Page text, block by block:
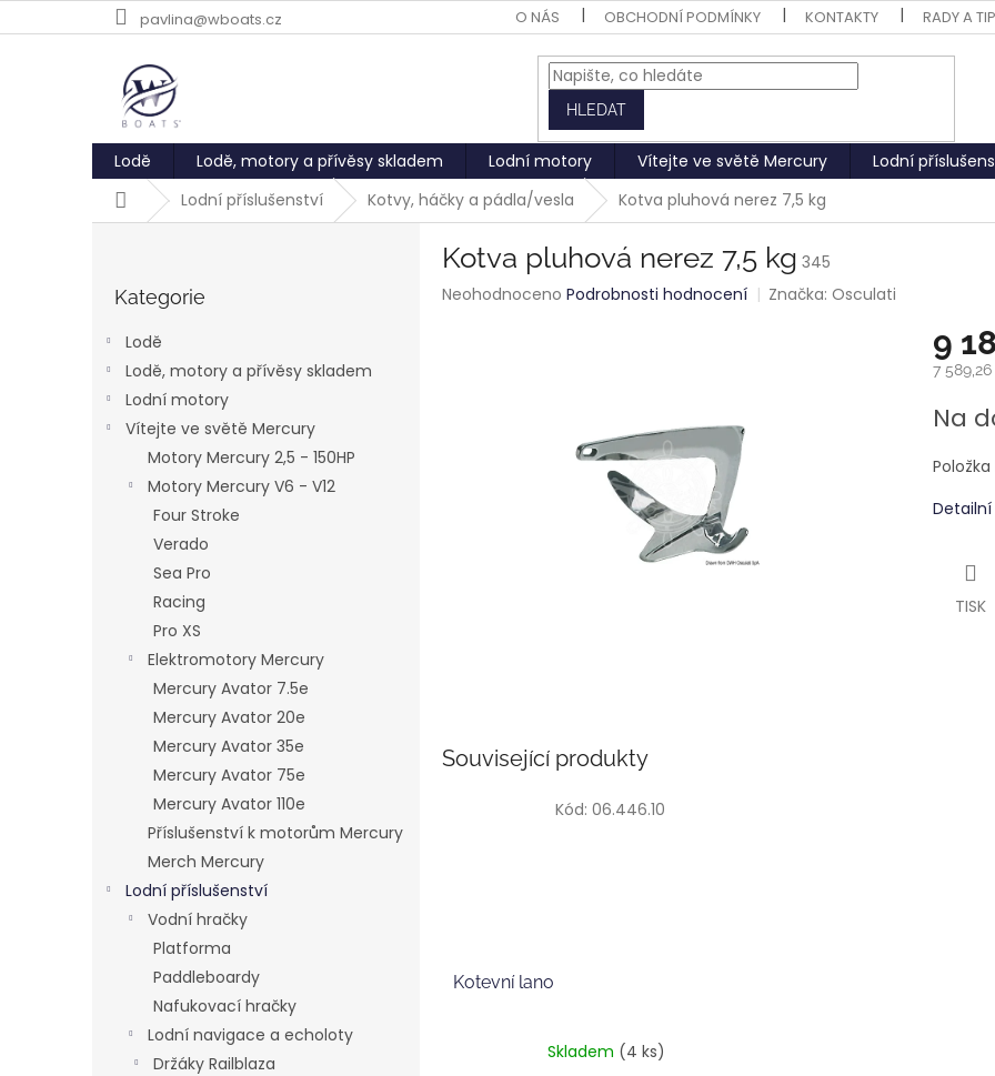
na
pavlina@wboats.cz O NÁS OBCHODNÍ PODMÍNKY KONTAKTY RADY A
HLEDAT
Lodě Lodě, motory a přívěsy skladem Lodní motory Vítejte ve světě Mercury Lodní
DomůLodní příslušenství Kotvy, háčky a pádla/vesla Kotva pluhová nerez 7,5 kg
kategorie
Kategorie
Lodě
Lodě, motory a přívěsy skladem
Lodní motory
Vítejte ve světě Mercury
Motory Mercury 2,5 - 150HP
Motory Mercury V6 - V12
Four Stroke
Verado
Sea Pro
Racing
Pro XS
Elektromotory Mercury
Mercury Avator 7.5e
Mercury Avator 20e
Mercury Avator 35e
Mercury Avator 75e
Mercury Avator 110e
Příslušenství k motorům Mercury
Merch Mercury
Lodní příslušenství
Vodní hračky
Platforma
Paddleboardy
Nafukovací hračky
Lodní navigace a echoloty
Držáky Railblaza
Kotva pluhová nerez 7,5 kg 345
Průměrné
Neohodnoceno Podrobnosti hodnocení Značka:Osculati
9
7
cena:
Na
TISK
Související produkty
Kotevní lano
Skladem (4 ks)
Kód: 06.446.10